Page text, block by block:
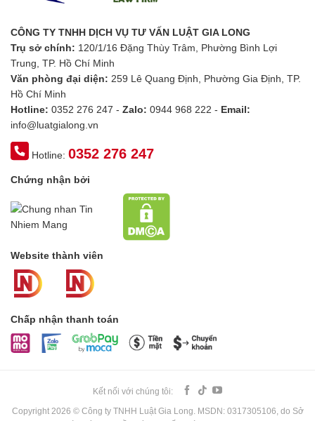
CÔNG TY TNHH DỊCH VỤ TƯ VẤN LUẬT GIA LONG
Trụ sở chính: 120/1/16 Đặng Thùy Trâm, Phường Bình Lợi
Trung, TP. Hồ Chí Minh
Văn phòng đại diện: 259 Lê Quang Định, Phường Gia Định, TP.
Hồ Chí Minh
Hotline: 0352 276 247 - Zalo: 0944 968 222 - Email:
info@luatgialong.vn
Hotline:0352 276 247
Chứng nhận bởi
Website thành viên
Chấp nhận thanh toán
Kết nối với chúng tôi:
Copyright 2026 © Công ty TNHH Luật Gia Long. MSDN: 0317305106, do Sở